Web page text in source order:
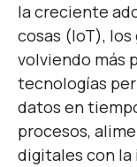
la creciente
cosas (IoT),
volviendo más
tecnologías
datos en
procesos,
digitales con